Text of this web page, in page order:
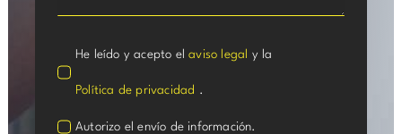
He leído y acepto elaviso legal y la
Política de privacidad .
Autorizo el envío de información.